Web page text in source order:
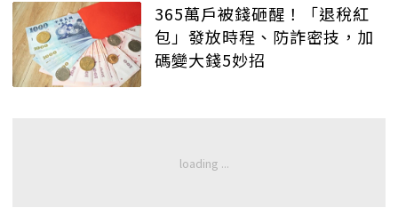
365萬戶被錢砸醒！「退稅紅
包」發放時程、防詐密技，加
碼變大錢5妙招